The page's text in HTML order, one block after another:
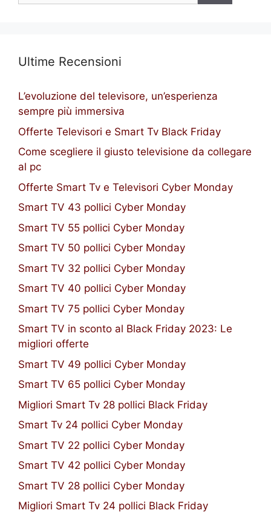
Ultime Recensioni
L’evoluzione del televisore, un’esperienza
sempre più immersiva
Offerte Televisori e Smart Tv Black Friday
Come scegliere il giusto televisione da collegare
al pc
Offerte Smart Tv e Televisori Cyber Monday
Smart TV 43 pollici Cyber Monday
Smart TV 55 pollici Cyber Monday
Smart TV 50 pollici Cyber Monday
Smart TV 32 pollici Cyber Monday
Smart TV 40 pollici Cyber Monday
Smart TV 75 pollici Cyber Monday
Smart TV in sconto al Black Friday 2023: Le
migliori offerte
Smart TV 49 pollici Cyber Monday
Smart TV 65 pollici Cyber Monday
Migliori Smart Tv 28 pollici Black Friday
Smart Tv 24 pollici Cyber Monday
Smart TV 22 pollici Cyber Monday
Smart TV 42 pollici Cyber Monday
Smart TV 28 pollici Cyber Monday
Migliori Smart Tv 24 pollici Black Friday